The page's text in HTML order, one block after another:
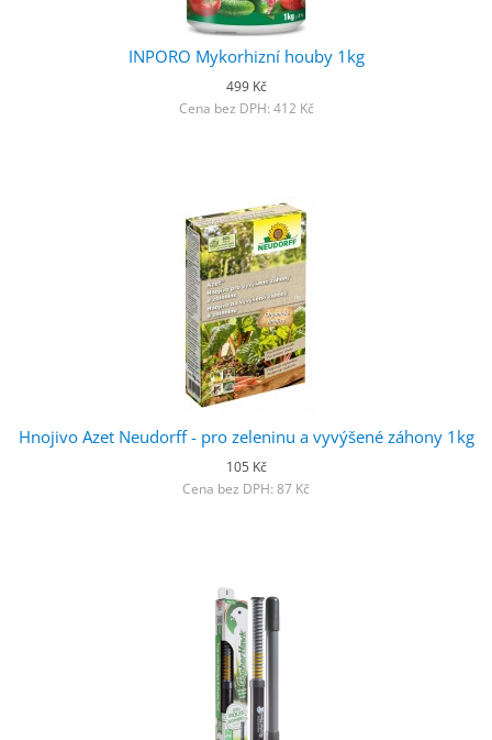
INPORO Mykorhizní houby 1kg
499 Kč
Cena bez DPH: 412 Kč
Hnojivo Azet Neudorff - pro zeleninu a vyvýšené záhony 1kg
105 Kč
Cena bez DPH: 87 Kč